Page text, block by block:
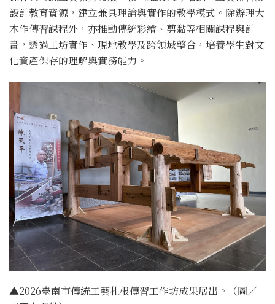
設計教育資源， 建立兼具理論與實作的教學模式。除辦理大
木作傳習課程外， 亦推動傳統彩繪、剪黏等相關課程與計
畫，透過工坊實作、 現地教學及跨領域整合， 培養學生對文
化資產保存的理解與實務能力。
▲2026臺南市傳統工藝扎根傳習工作坊成果展出。（圖／